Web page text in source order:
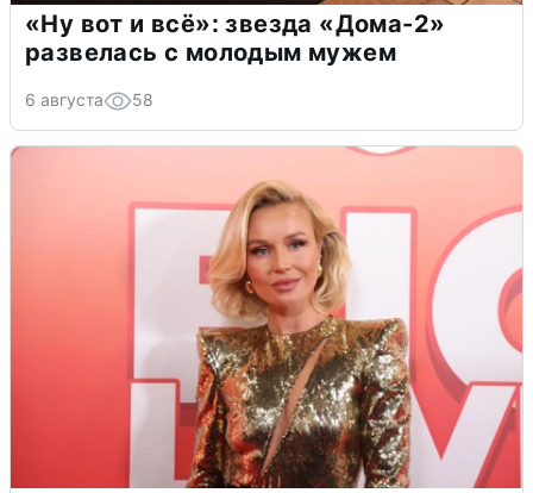
«Ну вот и всё»: звезда «Дома-2»
развелась с молодым мужем
6 августа 58